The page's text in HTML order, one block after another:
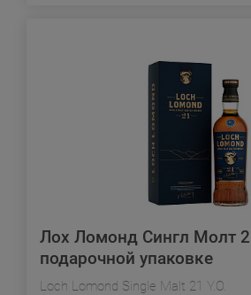
Лох Ломонд Сингл Молт
подарочной упаковке
Loch Lomond Single Malt 21 Y.O.